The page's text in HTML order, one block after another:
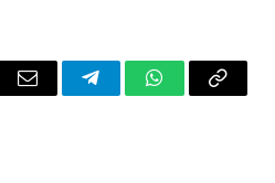
Email TelegramWhatsApp
Copy